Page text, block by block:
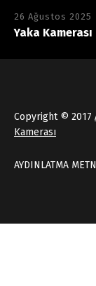
26 Ağustos 2025
Yaka
Copyright © 2017
Kamerası
AYDINLATMA